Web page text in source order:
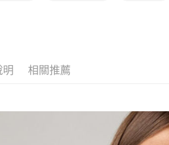
明 相關推薦